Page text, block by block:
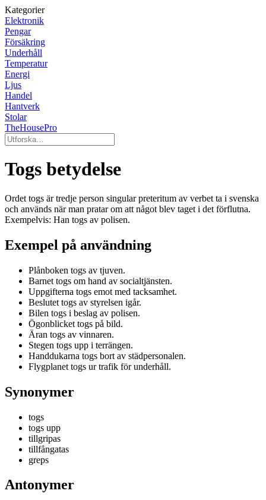
Kategorier
Elektronik
Pengar
Försäkring
Underhåll
Temperatur
Energi
Ljus
Handel
Hantverk
Stolar
TheHousePro
Togs betydelse
Ordet togs är tredje person singular preteritum av verbet ta i svenska
och används när man pratar om att något blev taget i det förflutna.
Exempelvis: Han togs av polisen.
Exempel på användning
Plånboken togs av tjuven.
Barnet togs om hand av socialtjänsten.
Uppgifterna togs emot med tacksamhet.
Beslutet togs av styrelsen igår.
Bilen togs i beslag av polisen.
Ögonblicket togs på bild.
Äran togs av vinnaren.
Stegen togs upp i terrängen.
Handdukarna togs bort av städpersonalen.
Flygplanet togs ur trafik för underhåll.
Synonymer
togs
togs upp
tillgripas
tillfångatas
greps
Antonymer